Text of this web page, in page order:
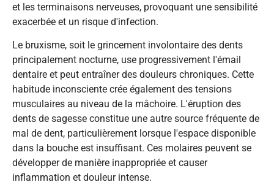
et les terminaisons nerveuses, provoquant une sensibilité
exacerbée et un risque d'infection.
Le bruxisme, soit le grincement involontaire des dents
principalement nocturne, use progressivement l'émail
dentaire et peut entraîner des douleurs chroniques. Cette
habitude inconsciente crée également des tensions
musculaires au niveau de la mâchoire. L'éruption des
dents de sagesse constitue une autre source fréquente de
mal de dent, particulièrement lorsque l'espace disponible
dans la bouche est insuffisant. Ces molaires peuvent se
développer de manière inappropriée et causer
inflammation et douleur intense.